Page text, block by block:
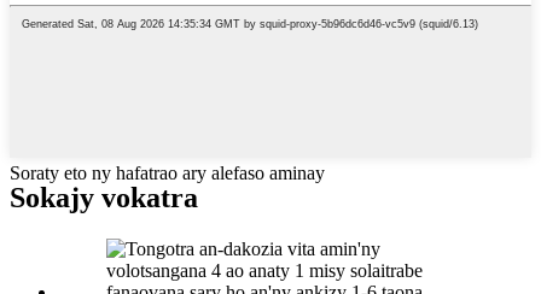
Soraty eto ny hafatrao ary alefaso aminay
Sokajy vokatra